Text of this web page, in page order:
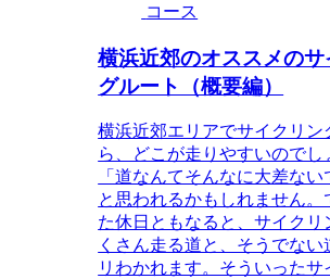
コース
横浜近郊のオススメのサ
グルート（概要編）
横浜近郊エリアでサイクリン
ら、どこが走りやすいのでし
「道なんてそんなに大差ない
と思われるかもしれません。
た休日ともなると、サイクリ
くさん走る道と、そうでない
リわかれます。そういったサ